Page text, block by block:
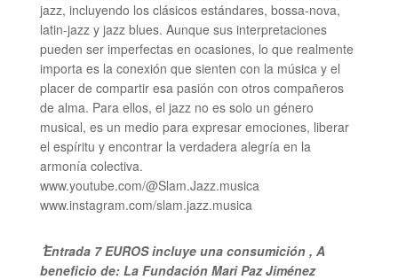
jazz, incluyendo los clásicos estándares, bossa-nova,
latin-jazz y jazz blues. Aunque sus interpretaciones
pueden ser imperfectas en ocasiones, lo que realmente
importa es la conexión que sienten con la música y el
placer de compartir esa pasión con otros compañeros
de alma. Para ellos, el jazz no es solo un género
musical, es un medio para expresar emociones, liberar
el espíritu y encontrar la verdadera alegría en la
armonía colectiva.
www.youtube.com/@Slam.Jazz.musica
www.instagram.com/slam.jazz.musica
ُ Entrada 7 EUROS incluye una consumición , A
beneficio de: La Fundación Mari Paz Jiménez